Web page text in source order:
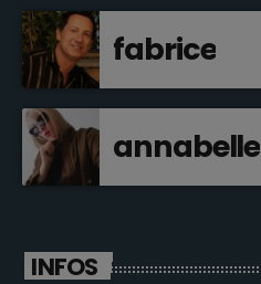
fabrice
annabelle
INFOS